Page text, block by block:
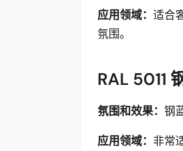
应用领域： 适合
氛围。
RAL 5011
氛围和效果： 钢
应用领域： 非常